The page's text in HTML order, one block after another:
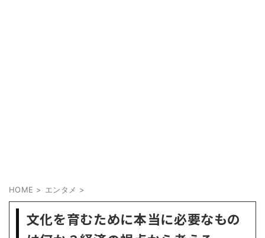
HOME > エンタメ >
文化を育むために本当に必要なもの